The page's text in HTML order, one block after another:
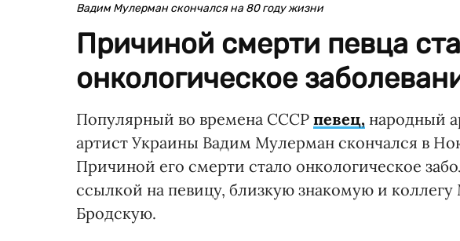
Вадим Мулерман скончался на 80 году жизни
Причиной смерти певца
онкологическое
Популярный во времена СССР певец, народный
артист Украины Вадим Мулерман скончался в
Причиной его смерти стало онкологическое
ссылкой на певицу, близкую знакомую и
Бродскую.